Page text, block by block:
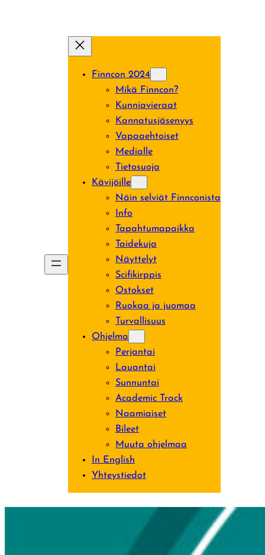
Finncon 2024
Mikä Finncon?
Kunniavieraat
Kannatusjäsenyys
Vapaaehtoiset
Medialle
Tietosuoja
Kävijöille
Näin selviät Finnconista
Info
Tapahtumapaikka
Taidekuja
Näyttelyt
Scifikirppis
Ostokset
Ruokaa ja juomaa
Turvallisuus
Ohjelma
Perjantai
Lauantai
Sunnuntai
Academic Track
Naamiaiset
Bileet
Muuta ohjelmaa
In English
Yhteystiedot